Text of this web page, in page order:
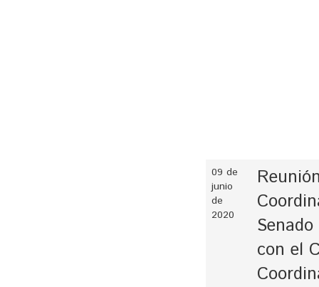
09 de
junio
de
2020
con el